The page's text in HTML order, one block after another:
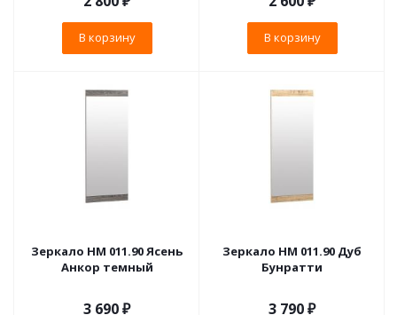
В корзину В корзину
Зеркало НМ 011.90 Ясень
Анкор темный
3 690₽
Зеркало НМ 011.90 Дуб
Бунратти
3 790₽